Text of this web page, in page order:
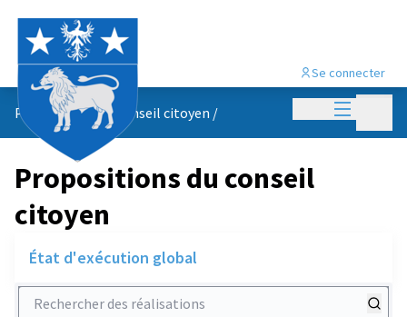
Menu
Se connecter
Propositions du conseil citoyen /
Propositions du conseil
citoyen
État d'exécution global
Rechercher des réalisations